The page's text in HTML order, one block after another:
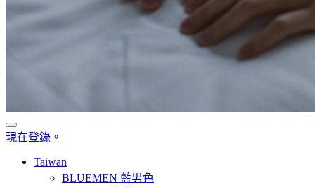
現在登錄。
Taiwan
BLUEMEN 藍男色